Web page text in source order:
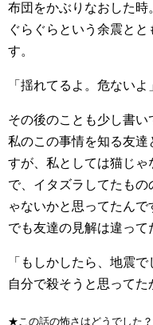
布団をかぶりなおした時
ぐらぐらという余震と
す。
「揺れてるよ。危ない
その後のことも少し書い
私のこの事情を知る友
すが、私としては猫じ
で、イタズラしてたも
ゃないかと思ってたんで
でも友達の見解は違って
「もしかしたら、地震
自分で殺そうと思ってた
★この話の怖さはどうでした？